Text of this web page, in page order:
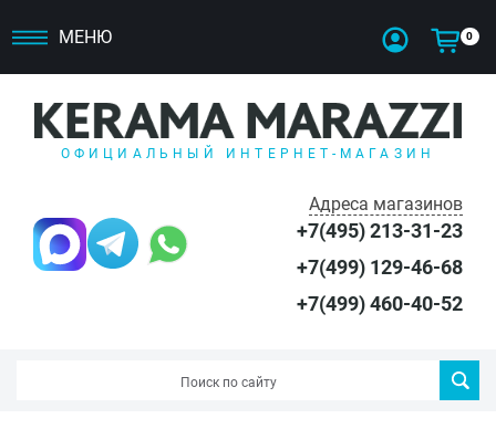
МЕНЮ 0
ОФИЦИАЛЬНЫЙ ИНТЕРНЕТ-МАГАЗИН
Адреса магазинов
+7(495) 213-31-23
+7(499) 129-46-68
+7(499) 460-40-52